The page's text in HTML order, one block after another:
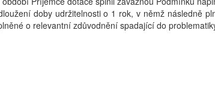
doby udržitelnosti o 1 rok, v němž následně
o relevantní zdůvodnění spadající do